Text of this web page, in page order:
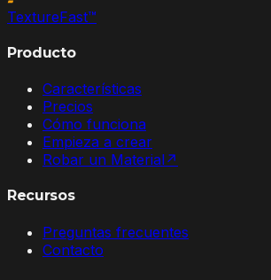
TextureFast™
Producto
Características
Precios
Cómo funciona
Empieza a crear
Robar un Material↗
Recursos
Preguntas frecuentes
Contacto